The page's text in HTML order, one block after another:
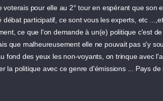
pour elle au 2° tour en espérant que son
participatif, ce sont vous les experts, etc
ce que l'on demande à un(e) politique c'est
que malheureusement elle ne pouvait pas s'y
des yeux les non-voyants, on trinque avec
la politique avec ce genre d'émissions ... Pays